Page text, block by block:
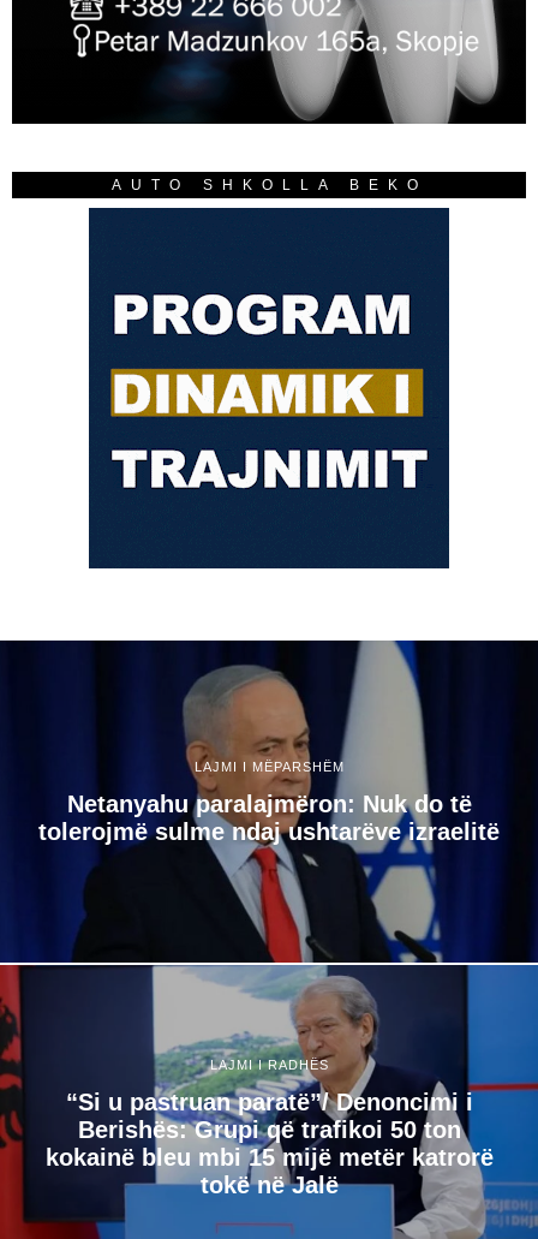
AUTO SHKOLLA BEKO
LAJMI I MËPARSHËM
Netanyahu paralajmëron: Nuk do të
tolerojmë sulme ndaj ushtarëve izraelitë
LAJMI I RADHËS
“Si u pastruan paratë”/ Denoncimi i
Berishës: Grupi që trafikoi 50 ton
kokainë bleu mbi 15 mijë metër katrorë
tokë në Jalë